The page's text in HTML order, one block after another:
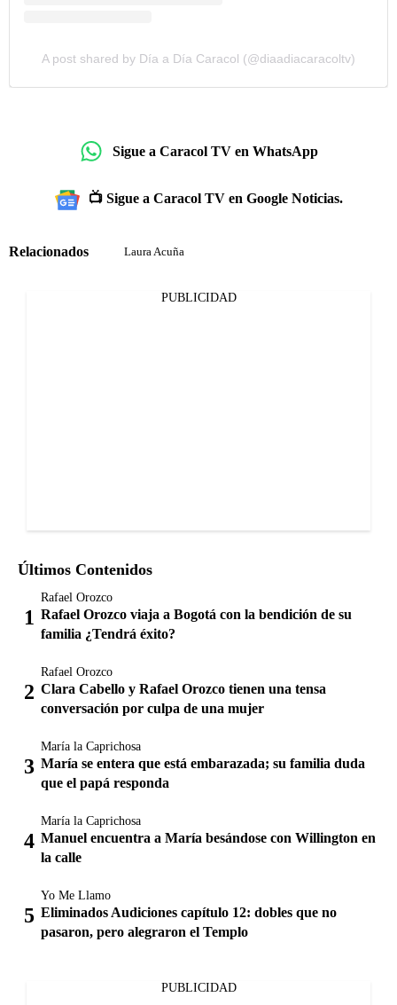
A post shared by Día a Día Caracol (@diaadiacaracoltv)
Sigue a Caracol TV en WhatsApp
📺 Sigue a Caracol TV en Google Noticias.
Relacionados Laura Acuña
PUBLICIDAD
Últimos Contenidos
Rafael Orozco
Rafael Orozco viaja a Bogotá con la bendición de su
familia ¿Tendrá éxito?
Rafael Orozco
Clara Cabello y Rafael Orozco tienen una tensa
conversación por culpa de una mujer
María la Caprichosa
María se entera que está embarazada; su familia duda
que el papá responda
María la Caprichosa
Manuel encuentra a María besándose con Willington en
la calle
Yo Me Llamo
Eliminados Audiciones capítulo 12: dobles que no
pasaron, pero alegraron el Templo
PUBLICIDAD